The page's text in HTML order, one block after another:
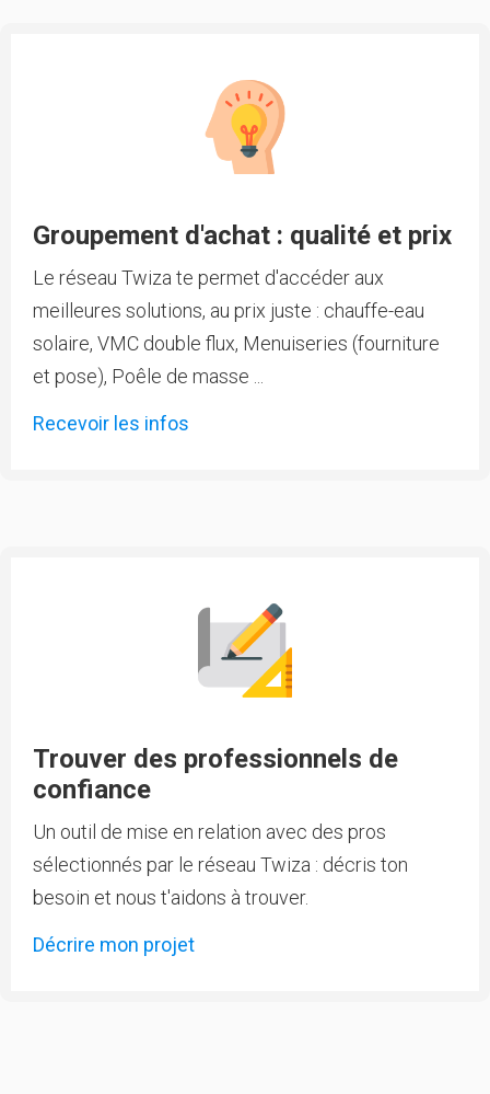
Groupement d'achat : qualité et prix
Le réseau Twiza te permet d'accéder aux
meilleures solutions, au prix juste : chauffe-eau
solaire, VMC double flux, Menuiseries (fourniture
et pose), Poêle de masse ...
Recevoir les infos
Trouver des professionnels de
confiance
Un outil de mise en relation avec des pros
sélectionnés par le réseau Twiza : décris ton
besoin et nous t'aidons à trouver.
Décrire mon projet